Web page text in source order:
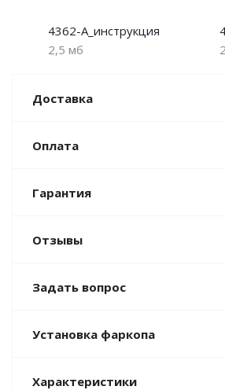
4362-A_инструкция
2,5 мб
Доставка
Оплата
Гарантия
Отзывы
Задать вопрос
Установка фаркопа
Характеристики